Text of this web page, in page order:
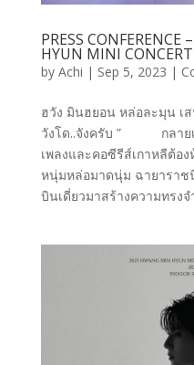
PRESS
HYUN MINI CONCERT
by Achi | Sep 5, 2023 |
ฮวัง มินฮยอน หล่อละมุน เส
วังโด..จังครับ ” กลายเ
เพลงและคอซีรีส์เกาหลีต้อ
หนุ่มหล่อมาดนุ่ม ฉายาราช
บินเดี่ยวมาสร้างความทรง